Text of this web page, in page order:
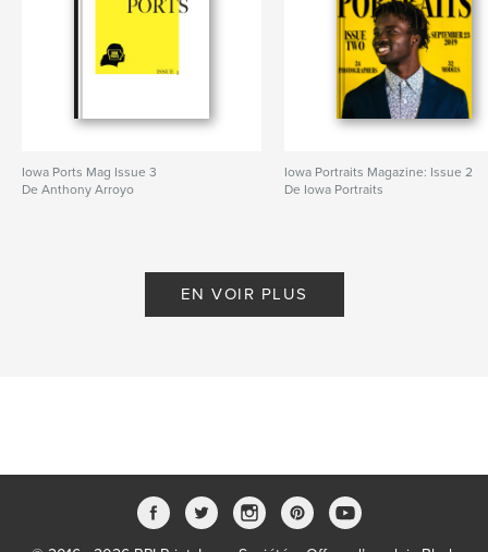
Iowa Ports Mag Issue 3
De Anthony Arroyo
Iowa Portraits Magazine: Issue 2
De Iowa Portraits
EN VOIR PLUS